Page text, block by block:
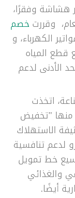
هشاشة وفقرًا،
وقررت خصم
الكهرباء، و
قطع المياه
الأدنى لدعم
اتخذت
منها "تخفيض
الاستهلاك
200 مليون يورو لدعم تنافسية
خط تمويل
والغذائي
أيضًا.